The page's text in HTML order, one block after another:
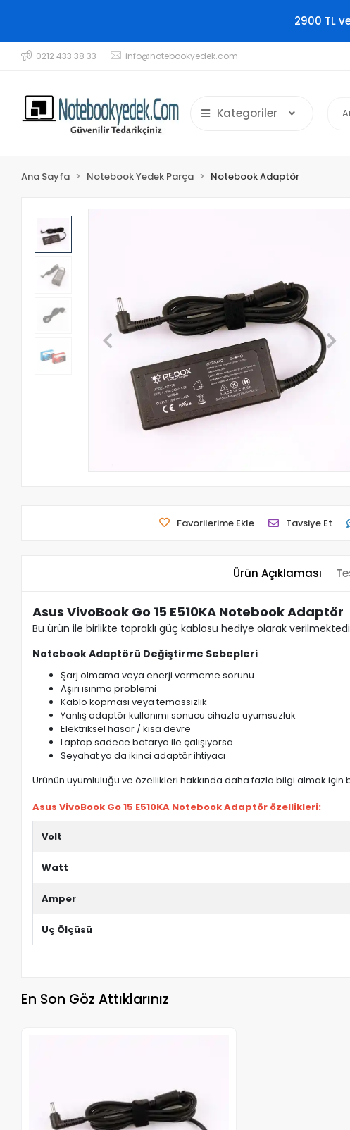
2900 TL
0212 433 38 33 info@notebookyedek.com
Kategoriler
Ana Sayfa Notebook Yedek Parça Notebook Adaptör
Favorilerime Ekle Tavsiye Et
Ürün Açıklaması
Asus VivoBook Go 15 E510KA Notebook Adaptör
Bu ürün ile birlikte topraklı güç kablosu hediye olarak
Notebook Adaptörü Değiştirme Sebepleri
Şarj olmama veya enerji vermeme sorunu
Aşırı ısınma problemi
Kablo kopması veya temassızlık
Yanlış adaptör kullanımı sonucu cihazla uyumsuzluk
Elektriksel hasar / kısa devre
Laptop sadece batarya ile çalışıyorsa
Seyahat ya da ikinci adaptör ihtiyacı
Ürünün uyumluluğu ve özellikleri hakkında daha fazla bilgi almak
Asus VivoBook Go 15 E510KA Notebook Adaptör özellikleri:
Volt
Watt
Amper
Uç Ölçüsü
En Son Göz Attıklarınız